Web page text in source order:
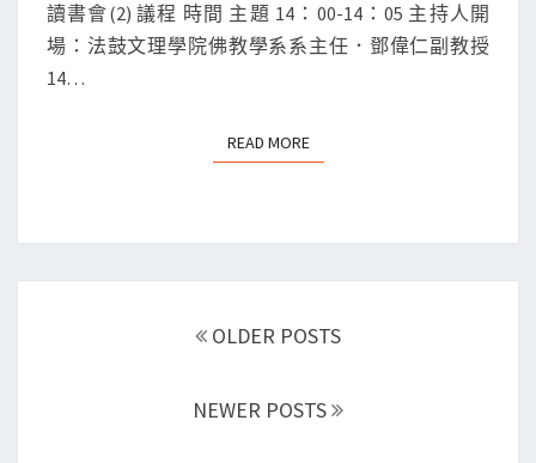
與
方
列
場
次
從
親
讀書會(2) 議程 時間 主題 14：00-14：05 主持人開
場：法鼓文理學院佛教學系系主任．鄧偉仁副教授
14…
READ MOREREAD MORE
OLDER POSTS
NEWER POSTS